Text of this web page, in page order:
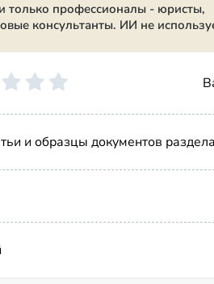
только профессионалы - юристы,
консультанты. ИИ не
и образцы документов